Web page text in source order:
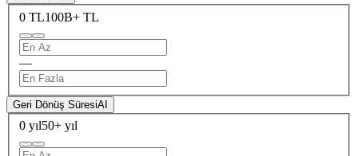
0 TL100B+ TL
—
Geri Dönüş SüresiAI
0 yıl50+ yıl